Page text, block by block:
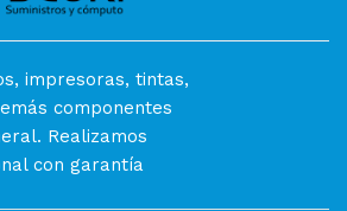
impresoras, tintas,
componentes
Realizamos
con garantía